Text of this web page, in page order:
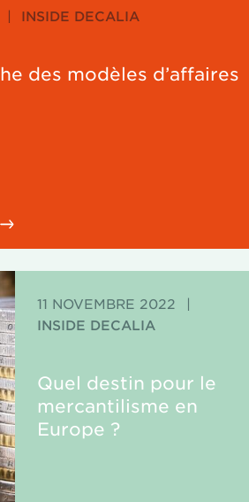
| INSIDE DECALIA
des modèles d’affaires
11 NOVEMBRE 2022
|
INSIDE DECALIA
Quel destin pour le
mercantilisme en
Europe ?